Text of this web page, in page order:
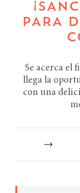
PARA
Se acerca el
llega la
con una